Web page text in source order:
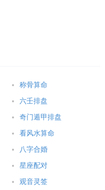
称骨算命
六壬排盘
奇门遁甲排盘
看风水算命
八字合婚
星座配对
观音灵签